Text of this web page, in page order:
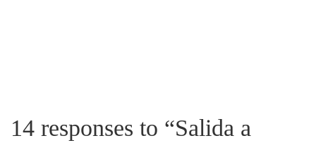
14 responses to “Salida a